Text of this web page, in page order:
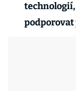
technologií,